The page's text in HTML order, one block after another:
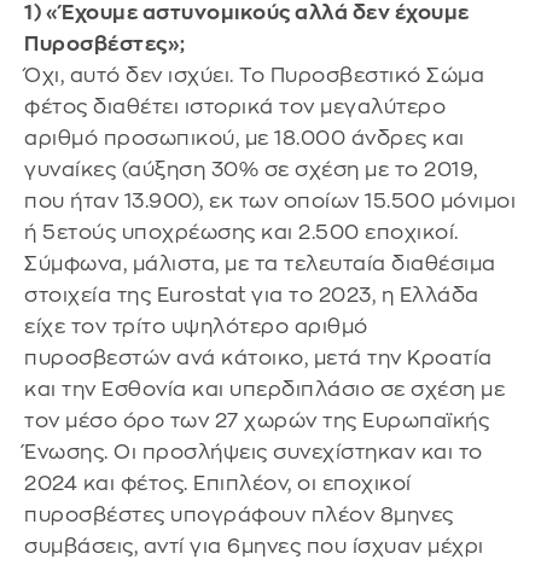
1) «Έχουμε αστυνομικούς αλλά δεν έχουμε
Πυροσβέστες»;
Όχι, αυτό δεν ισχύει. Το Πυροσβεστικό Σώμα
φέτος διαθέτει ιστορικά τον μεγαλύτερο
αριθμό προσωπικού, με 18.000 άνδρες και
γυναίκες (αύξηση 30% σε σχέση με το 2019,
που ήταν 13.900), εκ των οποίων 15.500 μόνιμοι
ή 5ετούς υποχρέωσης και 2.500 εποχικοί.
Σύμφωνα, μάλιστα, με τα τελευταία διαθέσιμα
στοιχεία της Eurostat για το 2023, η Ελλάδα
είχε τον τρίτο υψηλότερο αριθμό
πυροσβεστών ανά κάτοικο, μετά την Κροατία
και την Εσθονία και υπερδιπλάσιο σε σχέση με
τον μέσο όρο των 27 χωρών της Ευρωπαϊκής
Ένωσης. Οι προσλήψεις συνεχίστηκαν και το
2024 και φέτος. Επιπλέον, οι εποχικοί
πυροσβέστες υπογράφουν πλέον 8μηνες
συμβάσεις, αντί για 6μηνες που ίσχυαν μέχρι